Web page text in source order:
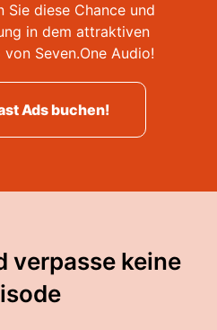
diese Chance und
in dem attraktiven
Seven.One Audio!
Ads buchen!
verpasse keine